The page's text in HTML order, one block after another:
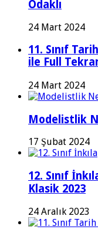
Odaklı
24 Mart 2024
11. Sınıf
ile Full Tekrar
24 Mart 2024
Modelistlik
17 Şubat 2024
12. Sınıf
Klasik 2023
24 Aralık 2023